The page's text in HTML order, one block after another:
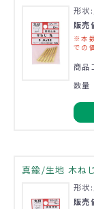
形状
販
※本
での
商品
数量
真鍮/生地 木ね
形状
販